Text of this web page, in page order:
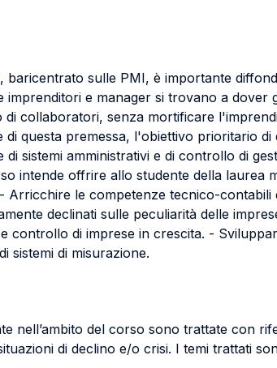
sulle PMI, è importante
e manager si trovano a
collaboratori, senza mortificare
questa premessa, l'obiettivo prioritario
sistemi amministrativi e di controllo di
intende offrire allo studente della laurea
le competenze tecnico-contabili
declinati sulle peculiarità delle
controllo di imprese in crescita. -
sistemi di misurazione.
nell’ambito del corso sono trattate con
di declino e/o crisi. I temi trattati